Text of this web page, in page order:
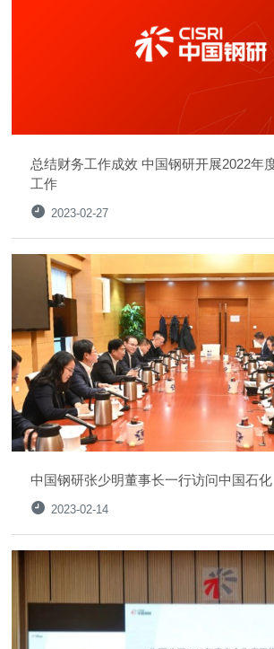
总结财务工作成效 中国钢研开展2022年
工作
2023-02-27
中国钢研张少明董事长一行访问中国石化
2023-02-14